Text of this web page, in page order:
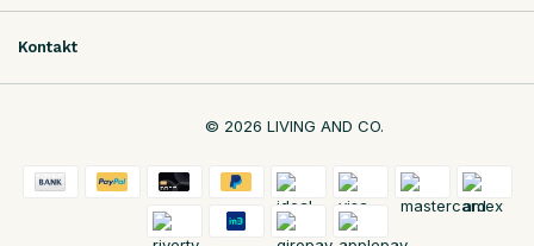
Kontakt
© 2026 LIVING AND CO.